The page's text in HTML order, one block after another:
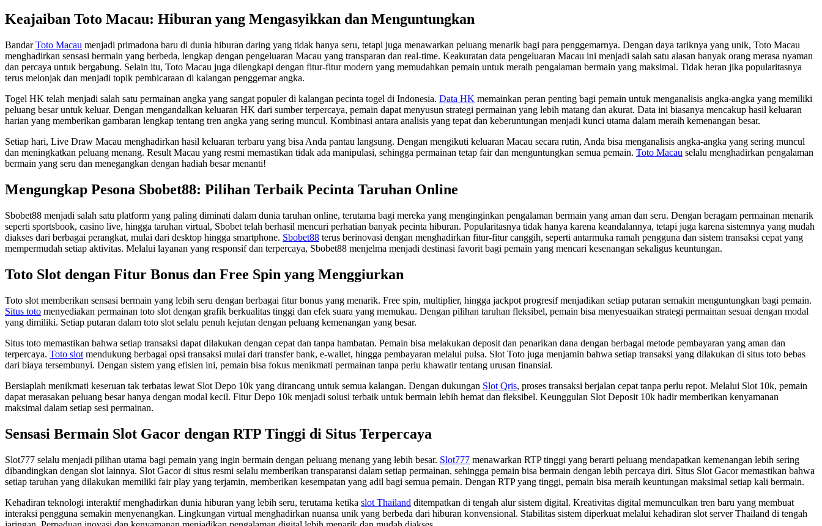
Keajaiban Toto Macau: Hiburan yang Mengasyikkan dan Menguntungkan
BandarToto Macau menjadi primadona baru di dunia hiburan daring yang tidak hanya seru, tetapi juga menawarkan peluang menarik bagi para penggemarnya. Dengan daya tariknya yang unik, Toto Macau
menghadirkan sensasi bermain yang berbeda, lengkap dengan pengeluaran Macau yang transparan dan real-time. Keakuratan data pengeluaran Macau ini menjadi salah satu alasan banyak orang merasa nyaman
dan percaya untuk bergabung. Selain itu, Toto Macau juga dilengkapi dengan fitur-fitur modern yang memudahkan pemain untuk meraih pengalaman bermain yang maksimal. Tidak heran jika popularitasnya
terus melonjak dan menjadi topik pembicaraan di kalangan penggemar angka.
Togel HK telah menjadi salah satu permainan angka yang sangat populer di kalangan pecinta togel di Indonesia. Data HK memainkan peran penting bagi pemain untuk menganalisis angka-angka yang memiliki
peluang besar untuk keluar. Dengan mengandalkan keluaran HK dari sumber terpercaya, pemain dapat menyusun strategi permainan yang lebih matang dan akurat. Data ini biasanya mencakup hasil keluaran
harian yang memberikan gambaran lengkap tentang tren angka yang sering muncul. Kombinasi antara analisis yang tepat dan keberuntungan menjadi kunci utama dalam meraih kemenangan besar.
Setiap hari, Live Draw Macau menghadirkan hasil keluaran terbaru yang bisa Anda pantau langsung. Dengan mengikuti keluaran Macau secara rutin, Anda bisa menganalisis angka-angka yang sering muncul
dan meningkatkan peluang menang. Result Macau yang resmi memastikan tidak ada manipulasi, sehingga permainan tetap fair dan menguntungkan semua pemain. Toto Macau selalu menghadirkan pengalaman
bermain yang seru dan menegangkan dengan hadiah besar menanti!
Mengungkap Pesona Sbobet88: Pilihan Terbaik Pecinta Taruhan Online
Sbobet88 menjadi salah satu platform yang paling diminati dalam dunia taruhan online, terutama bagi mereka yang menginginkan pengalaman bermain yang aman dan seru. Dengan beragam permainan menarik
seperti sportsbook, casino live, hingga taruhan virtual, Sbobet telah berhasil mencuri perhatian banyak pecinta hiburan. Popularitasnya tidak hanya karena keandalannya, tetapi juga karena sistemnya yang mudah
diakses dari berbagai perangkat, mulai dari desktop hingga smartphone. Sbobet88 terus berinovasi dengan menghadirkan fitur-fitur canggih, seperti antarmuka ramah pengguna dan sistem transaksi cepat yang
mempermudah setiap aktivitas. Melalui layanan yang responsif dan terpercaya, Sbobet88 menjelma menjadi destinasi favorit bagi pemain yang mencari kesenangan sekaligus keuntungan.
Toto Slot dengan Fitur Bonus dan Free Spin yang Menggiurkan
Toto slot memberikan sensasi bermain yang lebih seru dengan berbagai fitur bonus yang menarik. Free spin, multiplier, hingga jackpot progresif menjadikan setiap putaran semakin menguntungkan bagi pemain.
Situs toto menyediakan permainan toto slot dengan grafik berkualitas tinggi dan efek suara yang memukau. Dengan pilihan taruhan fleksibel, pemain bisa menyesuaikan strategi permainan sesuai dengan modal
yang dimiliki. Setiap putaran dalam toto slot selalu penuh kejutan dengan peluang kemenangan yang besar.
Situs toto memastikan bahwa setiap transaksi dapat dilakukan dengan cepat dan tanpa hambatan. Pemain bisa melakukan deposit dan penarikan dana dengan berbagai metode pembayaran yang aman dan
terpercaya. Toto slot mendukung berbagai opsi transaksi mulai dari transfer bank, e-wallet, hingga pembayaran melalui pulsa. Slot Toto juga menjamin bahwa setiap transaksi yang dilakukan di situs toto bebas
dari biaya tersembunyi. Dengan sistem yang efisien ini, pemain bisa fokus menikmati permainan tanpa perlu khawatir tentang urusan finansial.
Bersiaplah menikmati keseruan tak terbatas lewat Slot Depo 10k yang dirancang untuk semua kalangan. Dengan dukungan Slot Qris, proses transaksi berjalan cepat tanpa perlu repot. Melalui Slot 10k, pemain
dapat merasakan peluang besar hanya dengan modal kecil. Fitur Depo 10k menjadi solusi terbaik untuk bermain lebih hemat dan fleksibel. Keunggulan Slot Deposit 10k hadir memberikan kenyamanan
maksimal dalam setiap sesi permainan.
Sensasi Bermain Slot Gacor dengan RTP Tinggi di Situs Terpercaya
Slot777 selalu menjadi pilihan utama bagi pemain yang ingin bermain dengan peluang menang yang lebih besar. Slot777 menawarkan RTP tinggi yang berarti peluang mendapatkan kemenangan lebih sering
dibandingkan dengan slot lainnya. Slot Gacor di situs resmi selalu memberikan transparansi dalam setiap permainan, sehingga pemain bisa bermain dengan lebih percaya diri. Situs Slot Gacor memastikan bahwa
setiap taruhan yang dilakukan memiliki fair play yang terjamin, memberikan kesempatan yang adil bagi semua pemain. Dengan RTP yang tinggi, pemain bisa meraih keuntungan maksimal setiap kali bermain.
Kehadiran teknologi interaktif menghadirkan dunia hiburan yang lebih seru, terutama ketika slot Thailand ditempatkan di tengah alur sistem digital. Kreativitas digital memunculkan tren baru yang membuat
interaksi pengguna semakin menyenangkan. Lingkungan virtual menghadirkan nuansa unik yang berbeda dari hiburan konvensional. Stabilitas sistem diperkuat melalui kehadiran slot server Thailand di tengah